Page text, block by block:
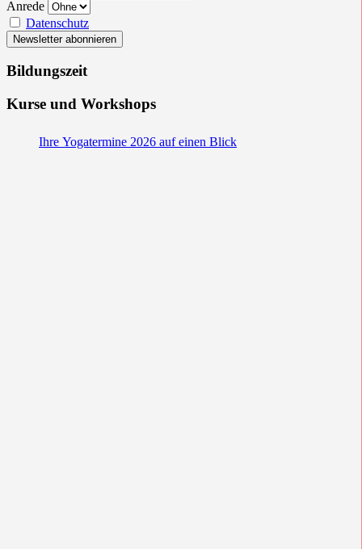
Anrede
Datenschutz
Bildungszeit
Kurse und Workshops
Ihre Yogatermine 2026 auf einen Blick